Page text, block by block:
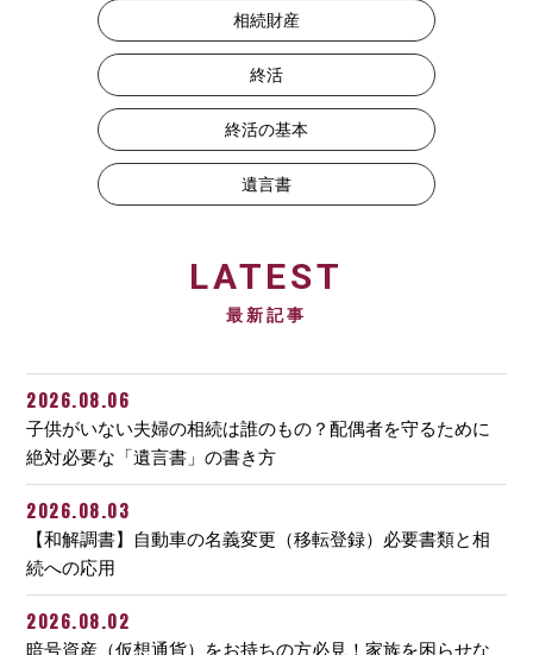
相続財産
終活
終活の基本
遺言書
LATEST
最新記事
2026.08.06
子供がいない夫婦の相続は誰のもの？配偶者を守るために
絶対必要な「遺言書」の書き方
2026.08.03
【和解調書】自動車の名義変更（移転登録）必要書類と相
続への応用
2026.08.02
暗号資産（仮想通貨）をお持ちの方必見！家族を困らせな